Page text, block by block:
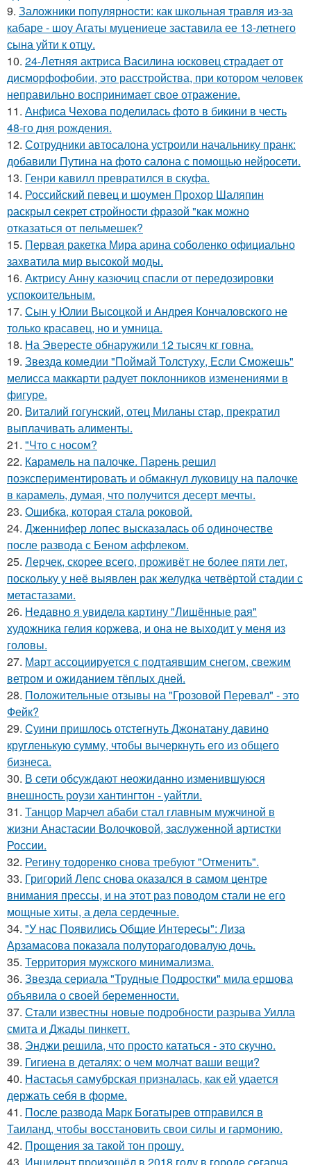
9. Заложники популярности: как школьная травля из-за
кабаре - шоу Агаты муцениеце заставила ее 13-летнего
сына уйти к отцу.
10. 24-Летняя актриса Василина юсковец страдает от
дисморфофобии, это расстройства, при котором человек
неправильно воспринимает свое отражение.
11. Анфиса Чехова поделилась фото в бикини в честь
48-го дня рождения.
12. Сотрудники автосалона устроили начальнику пранк:
добавили Путина на фото салона с помощью нейросети.
13. Генри кавилл превратился в скуфа.
14. Российский певец и шоумен Прохор Шаляпин
раскрыл секрет стройности фразой "как можно
отказаться от пельмешек?
15. Первая ракетка Мира арина соболенко официально
захватила мир высокой моды.
16. Актрису Анну казючиц спасли от передозировки
успокоительным.
17. Сын у Юлии Высоцкой и Андрея Кончаловского не
только красавец, но и умница.
18. На Эвересте обнаружили 12 тысяч кг говна.
19. Звезда комедии "Поймай Толстуху, Если Сможешь"
мелисса маккарти радует поклонников изменениями в
фигуре.
20. Виталий гогунский, отец Миланы стар, прекратил
выплачивать алименты.
21. "Что с носом?
22. Карамель на палочке. Парень решил
поэкспериментировать и обмакнул луковицу на палочке
в карамель, думая, что получится десерт мечты.
23. Ошибка, которая стала роковой.
24. Дженнифер лопес высказалась об одиночестве
после развода с Беном аффлеком.
25. Лерчек, скорее всего, проживёт не более пяти лет,
поскольку у неё выявлен рак желудка четвёртой стадии с
метастазами.
26. Недавно я увидела картину "Лишённые рая"
художника гелия коржева, и она не выходит у меня из
головы.
27. Март ассоциируется с подтаявшим снегом, свежим
ветром и ожиданием тёплых дней.
28. Положительные отзывы на "Грозовой Перевал" - это
Фейк?
29. Суини пришлось отстегнуть Джонатану давино
кругленькую сумму, чтобы вычеркнуть его из общего
бизнеса.
30. В сети обсуждают неожиданно изменившуюся
внешность роузи хантингтон - уайтли.
31. Танцор Марчел абаби стал главным мужчиной в
жизни Анастасии Волочковой, заслуженной артистки
России.
32. Регину тодоренко снова требуют "Отменить".
33. Григорий Лепс снова оказался в самом центре
внимания прессы, и на этот раз поводом стали не его
мощные хиты, а дела сердечные.
34. "У нас Появились Общие Интересы": Лиза
Арзамасова показала полуторагодовалую дочь.
35. Территория мужского минимализма.
36. Звезда сериала "Трудные Подростки" мила ершова
объявила о своей беременности.
37. Стали известны новые подробности разрыва Уилла
смита и Джады пинкетт.
38. Энджи решила, что просто кататься - это скучно.
39. Гигиена в деталях: о чем молчат ваши вещи?
40. Настасья самубрская призналась, как ей удается
держать себя в форме.
41. После развода Марк Богатырев отправился в
Таиланд, чтобы восстановить свои силы и гармонию.
42. Прощения за такой тон прошу.
43. Инцидент произошёл в 2018 году в городе сегарча,